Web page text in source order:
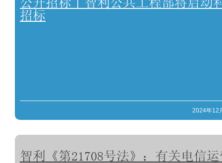
招标
2024年12
智利《第21708号法》：有关电信